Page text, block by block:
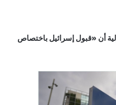
أن «قبول إسرائيل باختصاص